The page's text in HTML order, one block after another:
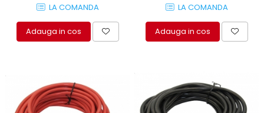
LA COMANDA
Adauga in cos
LA COMANDA
Adauga in cos